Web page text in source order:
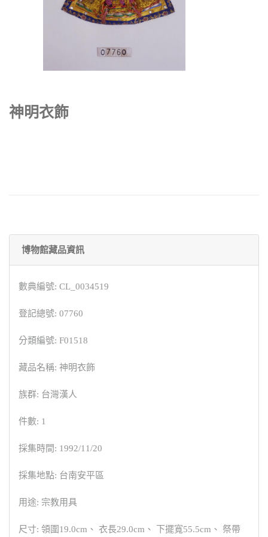
神明衣飾
博物館藏品資訊
數典編號: CL_0034519
登記總號: 07760
分類編號: F01518
藏品名稱: 神明衣飾
族群: 台灣漢人
件數: 1
採集時間: 1992/11/20
採集地點: 台南安平區
用途: 宗教用具
尺寸: 領圍19.0cm、 衣長29.0cm、 下擺寬55.5cm、 祭帶